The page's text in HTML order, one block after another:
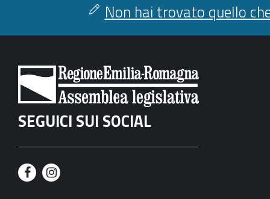
Non hai trovato quello
SEGUICI SUI SOCIAL
F
I